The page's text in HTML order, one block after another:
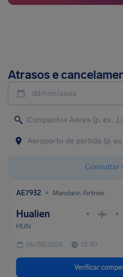
Atrasos e
dd/mm/aaaa
Consultar
AE7932 • Mandarin Airlines
Hualien • •
HUN
06/08/2026 12:30
Verificar